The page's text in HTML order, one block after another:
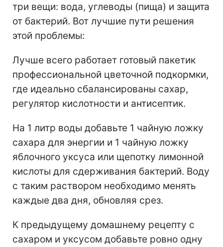
три вещи: вода, углеводы (пища) и защита
от бактерий. Вот лучшие пути решения
этой проблемы:
Лучше всего работает готовый пакетик
профессиональной цветочной подкормки,
где идеально сбалансированы сахар,
регулятор кислотности и антисептик.
На 1 литр воды добавьте 1 чайную ложку
сахара для энергии и 1 чайную ложку
яблочного уксуса или щепотку лимонной
кислоты для сдерживания бактерий. Воду
с таким раствором необходимо менять
каждые два дня, обновляя срез.
К предыдущему домашнему рецепту с
сахаром и уксусом добавьте ровно одну